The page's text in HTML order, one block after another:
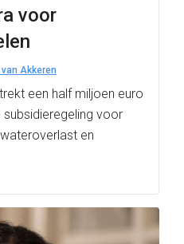
voor
van Akkeren
een half miljoen euro
voor
en